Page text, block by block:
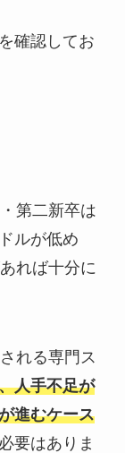
確認してお
第二新卒は
ルが低め
れば十分に
れる専門ス
人手不足が
進むケース
要はありま